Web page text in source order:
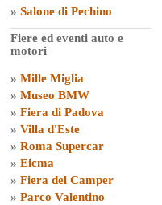
» Salone di Pechino
Fiere ed eventi auto e
motori
» Mille Miglia
» Museo BMW
» Fiera di Padova
» Villa d'Este
» Roma Supercar
» Eicma
» Fiera del Camper
» Parco Valentino